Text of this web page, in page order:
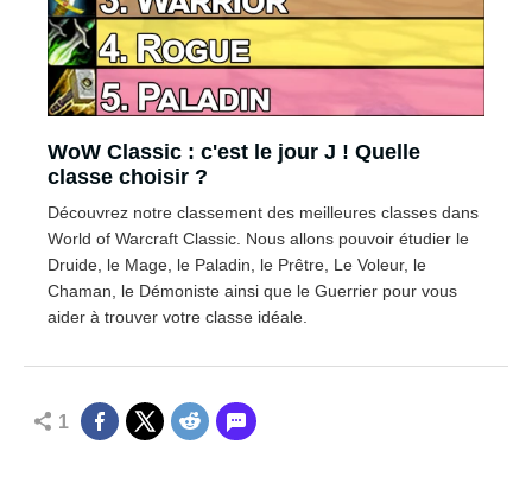
WoW Classic : c'est le jour J ! Quelle
classe choisir ?
Découvrez notre classement des meilleures classes dans
World of Warcraft Classic. Nous allons pouvoir étudier le
Druide, le Mage, le Paladin, le Prêtre, Le Voleur, le
Chaman, le Démoniste ainsi que le Guerrier pour vous
aider à trouver votre classe idéale.
1